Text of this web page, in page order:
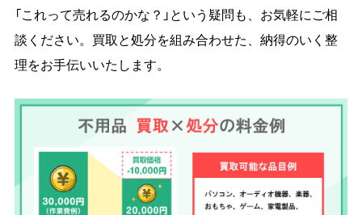
「これって売れるのかな？」という疑問も、お気軽にご相
談ください。買取と処分を組み合わせた、納得のいく整
理をお手伝いいたします。